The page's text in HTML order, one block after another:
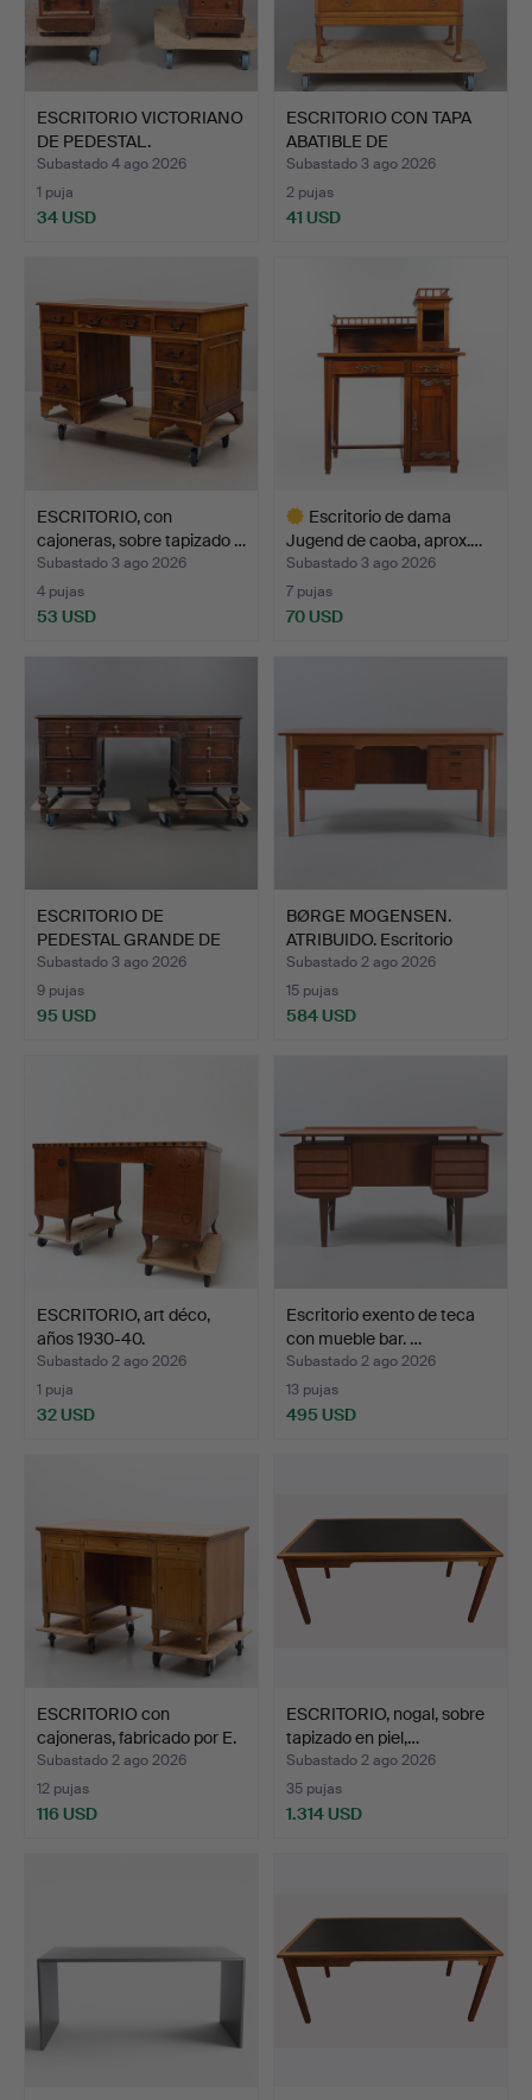
ESCRITORIO VICTORIANO
DE PEDESTAL.
Subastado 4 ago 2026
1 puja
34 USD
ESCRITORIO CON TAPA
ABATIBLE DE
PRINCIPIOS…
Subastado 3 ago 2026
2 pujas
41 USD
ESCRITORIO, con
cajoneras, sobre tapizado …
Subastado 3 ago 2026
4 pujas
53 USD
Escritorio de dama
Jugend de caoba, aprox.…
Subastado 3 ago 2026
7 pujas
70 USD
ESCRITORIO DE
PEDESTAL GRANDE DE
ROBLE.
Subastado 3 ago 2026
9 pujas
95 USD
BØRGE MOGENSEN.
ATRIBUIDO. Escritorio
exen…
Subastado 2 ago 2026
15 pujas
584 USD
ESCRITORIO, art déco,
años 1930-40.
Subastado 2 ago 2026
1 puja
32 USD
Escritorio exento de teca
con mueble bar. …
Subastado 2 ago 2026
13 pujas
495 USD
ESCRITORIO con
cajoneras, fabricado por E.
…
Subastado 2 ago 2026
12 pujas
116 USD
ESCRITORIO, nogal, sobre
tapizado en piel,…
Subastado 2 ago 2026
35 pujas
1.314 USD